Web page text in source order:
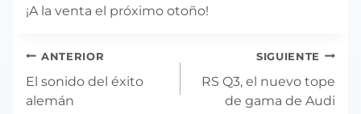
¡A la venta el próximo otoño!
Navegación
de
entradas
ANTERIOR
El sonido del éxito
alemán
SIGUIENTE
RS Q3, el nuevo tope
de gama de Audi